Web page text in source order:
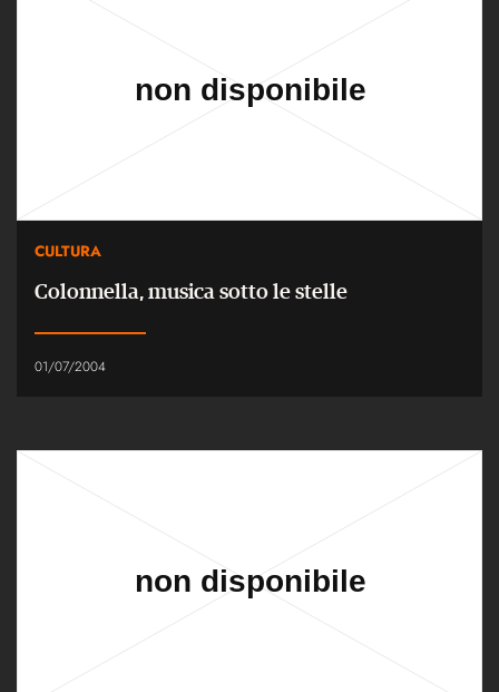
CULTURA
Colonnella, musica sotto le stelle
01/07/2004